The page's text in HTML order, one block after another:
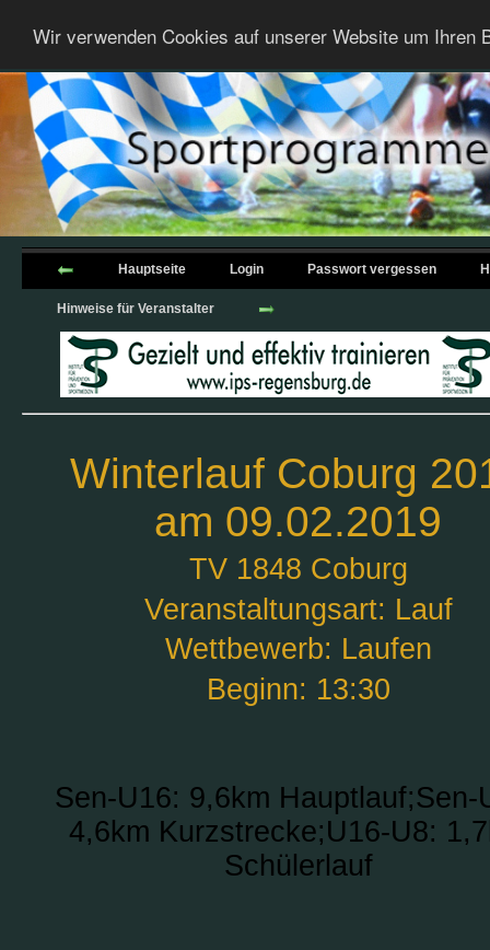
Wir verwenden Cookies auf unserer Website um
Hauptseite Login Passwort vergessen
Hinweise für Veranstalter
Winterlauf Coburg
am 09.02.2019
TV 1848 Coburg
Veranstaltungsart: Lauf
Wettbewerb: Laufen
Beginn: 13:30
Sen-U16: 9,6km Hauptlauf;Sen-
4,6km Kurzstrecke;U16-U8:
Schülerlauf